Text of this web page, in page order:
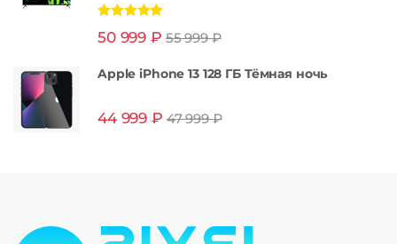
из 5
50 999 ₽ 55 999₽
Apple iPhone 13 128 ГБ Тёмная ночь
44 999 ₽ 47 999₽